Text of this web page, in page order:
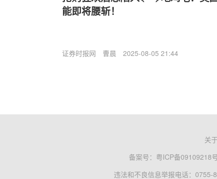
能即将腰斩！
证券时报网 曹晨 2025-08-05 21:44
关
备案号： 粤ICP备09109218
违法和不良信息举报电话：0755-